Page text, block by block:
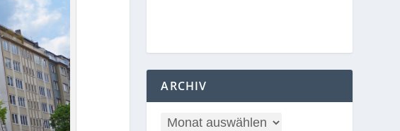
ARCHIV